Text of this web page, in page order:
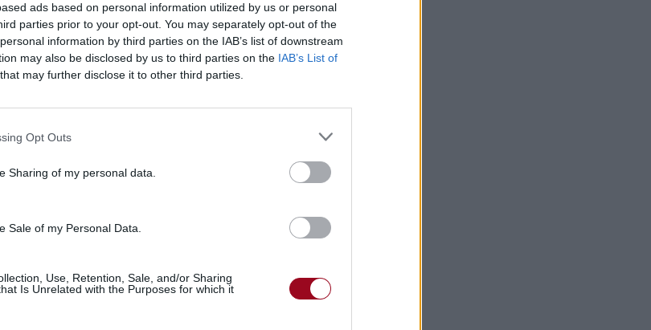
ads based on personal information utilized by us or personal
parties prior to your opt-out. You may separately opt-out of the
information by third parties on the IAB’s list of downstream
may also be disclosed by us to third parties on the IAB’s List of
that may further disclose it to other third parties.
Opt Outs
Sharing of my personal data.
Sale of my Personal Data.
Use, Retention, Sale, and/or Sharing
Is Unrelated with the Purposes for which it